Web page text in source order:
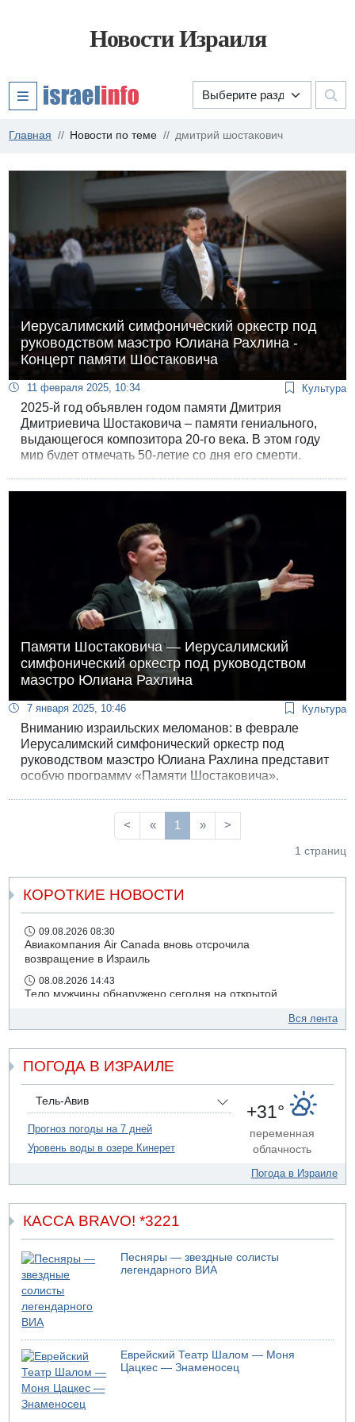
Новости Израиля
Главная Новости по теме дмитрий шостакович
Иерусалимский симфонический оркестр под
руководством маэстро Юлиана Рахлина -
Концерт памяти Шостаковича
11 февраля 2025, 10:34 Культура
2025-й год объявлен годом памяти Дмитрия
Дмитриевича Шостаковича – памяти гениального,
выдающегося композитора 20-го века. В этом году
мир будет отмечать 50-летие со дня его смерти.
Иерусалимского симфонического оркестра под
руководством маэстро Юлиана Рахлина.
Памяти Шостаковича — Иерусалимский
симфонический оркестр под руководством
маэстро Юлиана Рахлина
7 января 2025, 10:46 Культура
Вниманию израильских меломанов: в феврале
Иерусалимский симфонический оркестр под
руководством маэстро Юлиана Рахлина представит
особую программу «Памяти Шостаковича».
< « 1 » >
1 страниц
КОРОТКИЕ НОВОСТИ
09.08.2026 08:30
Авиакомпания Air Canada вновь отсрочила
возвращение в Израиль
08.08.2026 14:43
Тело мужчины обнаружено сегодня на открытой
08.08.2026 11:02
07.08.2026 20:41
Ynet: "Хизбалла" запустила БПЛА со взрывчаткой по
силам ЦАХАЛ
ДТП в Ашдоде: тяжело ранены двое маленьких детей
Вся лента
ПОГОДА В ИЗРАИЛЕ
Тель-Авив
Прогноз погоды на 7 дней
Уровень воды в озере Кинерет
+31°
переменная
облачность
Погода в Израиле
КАССА BRAVO! *3221
Песняры — звездные солисты
легендарного ВИА
Еврейский Театр Шалом — Моня
Цацкес — Знаменосец